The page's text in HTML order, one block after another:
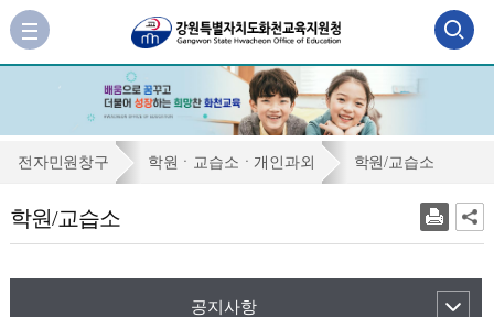
검
색
역
기
사
이
로
가
학
교
전자민원창구 학원ㆍ교습소ㆍ개인과외 학원/교습소
학원/교습소
공지사항